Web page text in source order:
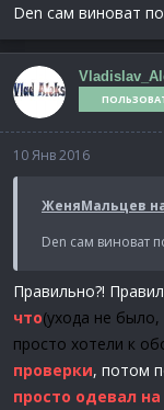
Den сам виноват
10 Янв 2016
ЖеняМальцев
Den сам виноват
Правильно?!
что(ухода не
просто хотели к
проверки, потом
просто одевал